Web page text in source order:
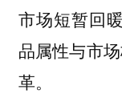
市场短暂回
品属性与市
革。